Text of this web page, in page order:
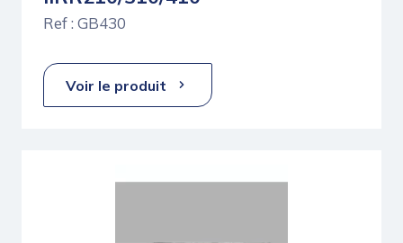
Ref : GB430
Voir le produit